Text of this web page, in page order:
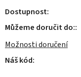
Dostupnost
Můžeme doručit do:
Možnosti doručení